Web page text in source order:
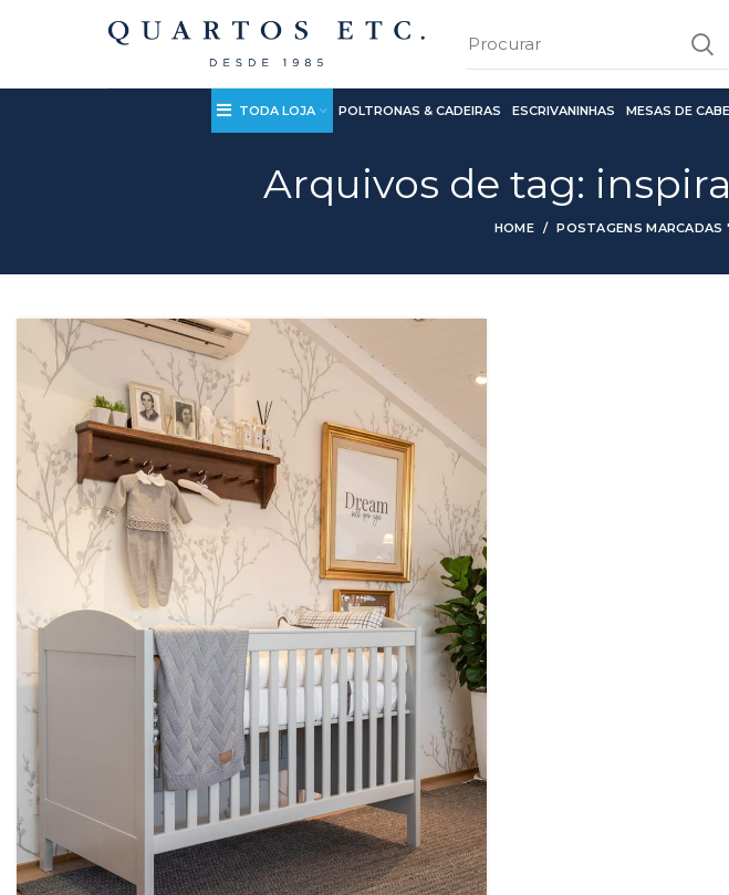
TODA LOJA POLTRONAS & CADEIRAS ESCRIVANINHAS MESAS DE
Arquivos de tag:
HOME POSTAGENS MARCADAS